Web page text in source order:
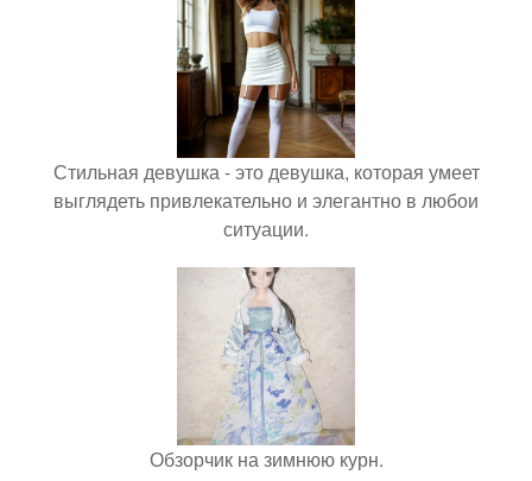
Стильная девушка - это девушка, которая умеет
выглядеть привлекательно и элегантно в любои
ситуации.
Обзорчик на зимнюю курн.